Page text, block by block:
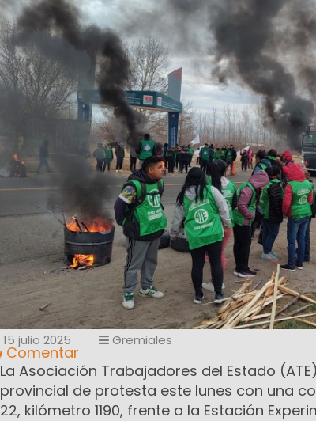
15 julio 2025 Gremiales
Comentar
La Asociación Trabajadores del Estado
provincial de protesta este lunes con una
22, kilómetro 1190, frente a la Estación